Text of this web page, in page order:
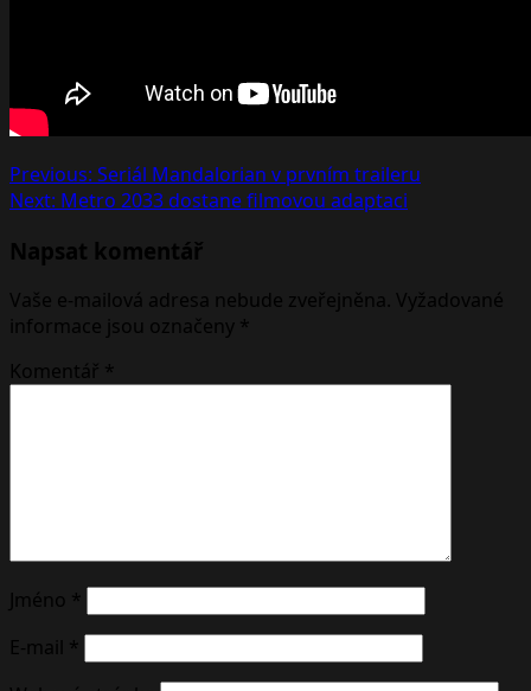
Post
navigation
Previous: Seriál Mandalorian v prvním traileru
Next: Metro 2033 dostane filmovou adaptaci
Napsat komentář
Vaše e-mailová adresa nebude zveřejněna. Vyžadované
informace jsou označeny *
Komentář *
Jméno *
E-mail *